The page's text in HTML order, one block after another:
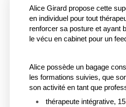
Alice Girard propose cette
en individuel pour tout
renforcer sa posture et ayant
le vécu en cabinet pour un
Alice possède un bagage
les formations suivies, que
son activité en tant que
thérapeute intégrative,